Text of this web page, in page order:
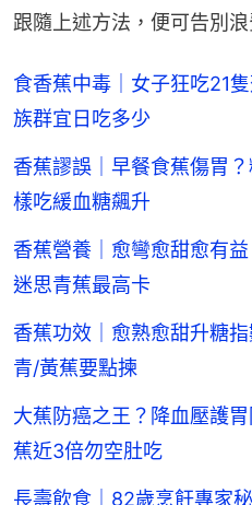
跟隨上述方法，便可告別浪
食香蕉中毒｜女子狂吃21
族群宜日吃多少
香蕉謬誤｜早餐食蕉傷胃
樣吃緩血糖飆升
香蕉營養｜愈彎愈甜愈有
迷思青蕉最高卡
香蕉功效｜愈熟愈甜升糖
青/黃蕉要點揀
大蕉防癌之王？降血壓護
蕉近3倍勿空肚吃
長壽飲食｜82歲烹飪專家